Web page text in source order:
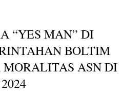
“YES MAN” DI
BOLTIM
ASN DI